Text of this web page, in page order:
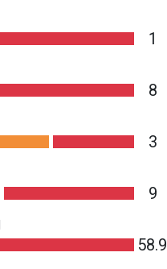
1
8
3
9
58.9